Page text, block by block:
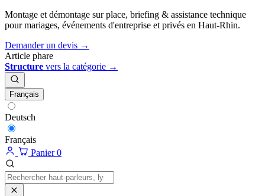
Montage et démontage sur place, briefing & assistance technique
pour mariages, événements d'entreprise et privés en Haut-Rhin.
Demander un devis →
Article phare
Structure vers la catégorie →
Français
Deutsch
Français
Panier 0